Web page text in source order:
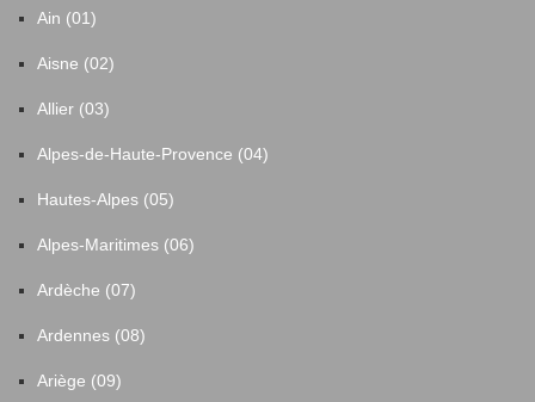
Ain (01)
Aisne (02)
Allier (03)
Alpes-de-Haute-Provence (04)
Hautes-Alpes (05)
Alpes-Maritimes (06)
Ardèche (07)
Ardennes (08)
Ariège (09)